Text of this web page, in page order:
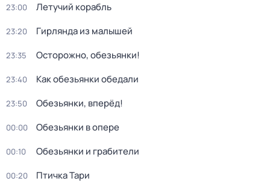
23:00 Летучий корабль
23:20 Гирлянда из малышей
23:35 Осторожно, обезьянки!
23:40 Как обезьянки обедали
23:50 Обезьянки, вперёд!
00:00 Обезьянки в опере
00:10 Обезьянки и грабители
00:20 Птичка Тари